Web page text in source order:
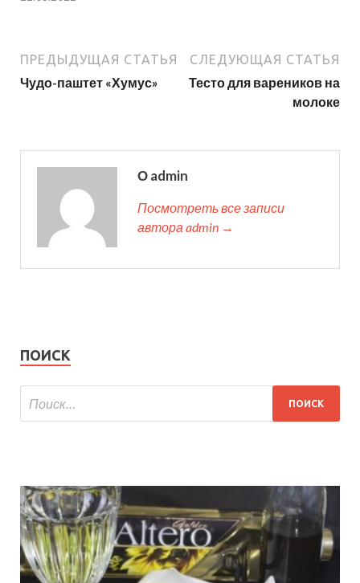
ПРЕДЫДУЩАЯ СТАТЬЯ
Чудо-паштет «Хумус»
СЛЕДУЮЩАЯ СТАТЬЯ
Тесто для вареников на
молоке
О admin
Посмотреть все записи
автора admin →
ПОИСК